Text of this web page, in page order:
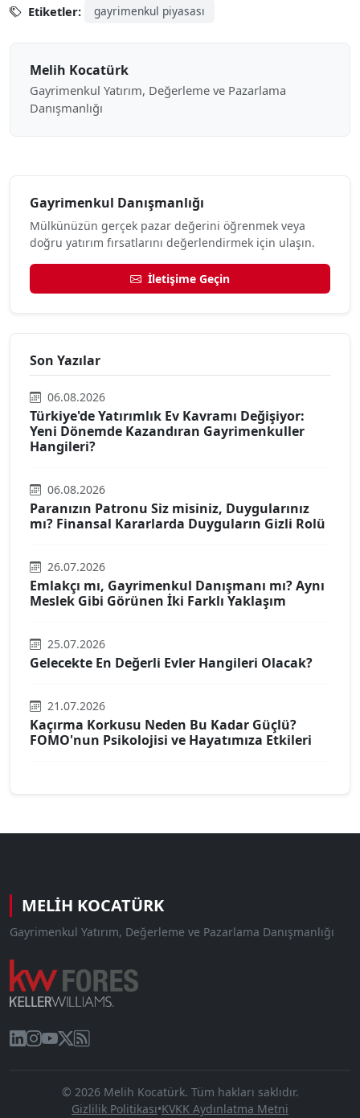
Etiketler: gayrimenkul piyasası
Melih Kocatürk
Gayrimenkul Yatırım, Değerleme ve Pazarlama
Danışmanlığı
Gayrimenkul Danışmanlığı
Mülkünüzün gerçek pazar değerini öğrenmek veya
doğru yatırım fırsatlarını değerlendirmek için ulaşın.
İletişime Geçin
Son Yazılar
06.08.2026
Türkiye'de Yatırımlık Ev Kavramı Değişiyor:
Yeni Dönemde Kazandıran Gayrimenkuller
Hangileri?
06.08.2026
Paranızın Patronu Siz misiniz, Duygularınız
mı? Finansal Kararlarda Duyguların Gizli Rolü
26.07.2026
Emlakçı mı, Gayrimenkul Danışmanı mı? Aynı
Meslek Gibi Görünen İki Farklı Yaklaşım
25.07.2026
Gelecekte En Değerli Evler Hangileri Olacak?
21.07.2026
Kaçırma Korkusu Neden Bu Kadar Güçlü?
FOMO'nun Psikolojisi ve Hayatımıza Etkileri
MELIH KOCATÜRK
Gayrimenkul Yatırım, Değerleme ve Pazarlama Danışmanlığı
© 2026 Melih Kocatürk. Tüm hakları saklıdır.
Gizlilik Politikası•KVKK Aydınlatma Metni